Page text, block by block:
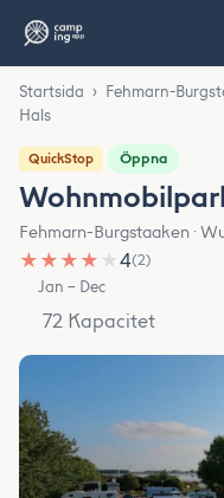
Startsida › Fehmarn-
Hals
QuickStop Öppna
Fehmarn-Burgstaaken ·
★ ★ ★ ★ ★4(2)
Jan – Dec
72 Kapacitet